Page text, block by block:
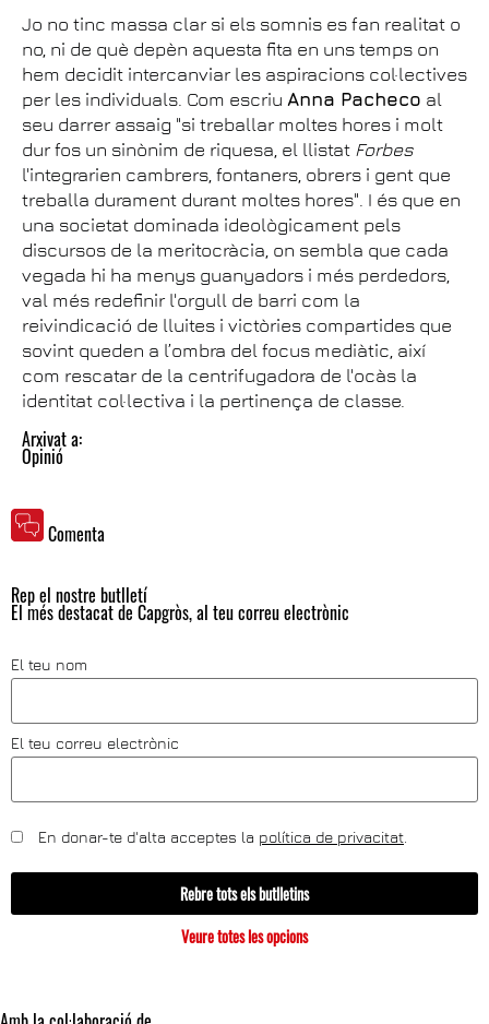
Jo no tinc massa clar si els somnis es fan realitat o
no, ni de què depèn aquesta fita en uns temps on
hem decidit intercanviar les aspiracions col·lectives
per les individuals. Com escriu Anna Pacheco al
seu darrer assaig "si treballar moltes hores i molt
dur fos un sinònim de riquesa, el llistat Forbes
l'integrarien cambrers, fontaners, obrers i gent que
treballa durament durant moltes hores". I és que en
una societat dominada ideològicament pels
discursos de la meritocràcia, on sembla que cada
vegada hi ha menys guanyadors i més perdedors,
val més redefinir l'orgull de barri com la
reivindicació de lluites i victòries compartides que
sovint queden a l’ombra del focus mediàtic, així
com rescatar de la centrifugadora de l'ocàs la
identitat col·lectiva i la pertinença de classe.
Arxivat a:
Opinió
Comenta
Rep el nostre butlletí
El més destacat de Capgròs, al teu correu electrònic
El teu nom
El teu correu electrònic
En donar-te d'alta acceptes la política de privacitat
Rebre tots els butlletins
Veure totes les opcions